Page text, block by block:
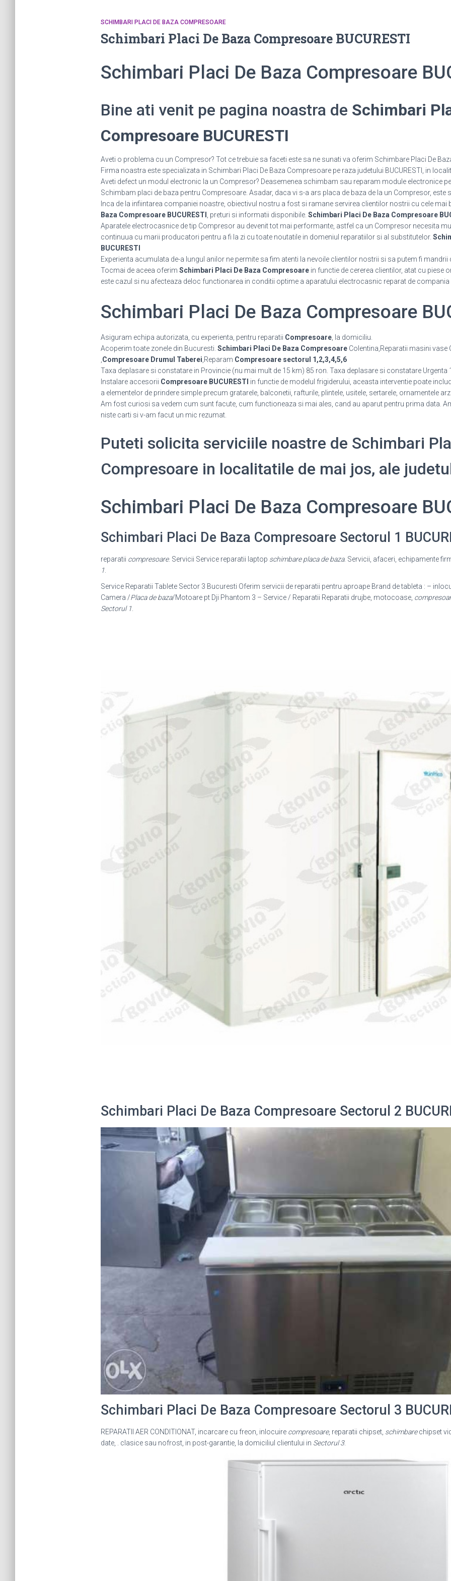
SCHIMBARI PLACI DE BAZA COMPRESOARE
Schimbari Placi De Baza Compresoare BUCURESTI
Schimbari Placi De Baza Compresoare
Bine ati venit pe pagina noastra de Schimbari
Compresoare BUCURESTI
Aveti o problema cu un Compresor? Tot ce trebuie sa faceti este sa ne sunati va oferim Schimbare Placi De
Firma noastra este specializata in Schimbari Placi De Baza Compresoare pe raza judetului BUCURESTI, in
Aveti defect un modul electronic la un Compresor? Deasemenea schimbam sau reparam module electronice
Schimbam placi de baza pentru Compresoare. Asadar, daca vi s-a ars placa de baza de la un Compresor, este
Inca de la infiintarea companiei noastre, obiectivul nostru a fost si ramane servirea clientilor nostrii cu cele mai
Baza Compresoare BUCURESTI
, preturi si informatii disponibile. Schimbari Placi De Baza Compresoare
Aparatele electrocasnice de tip Compresor au devenit tot mai performante, astfel ca un Compresor necesita
continuua cu marii producatori pentru a fi la zi cu toate noutatile in domeniul reparatiilor si al substitutelor.
BUCURESTI
Experienta acumulata de-a lungul anilor ne permite sa fim atenti la nevoile clientilor nostrii si sa putem fi
Tocmai de aceea oferim Schimbari Placi De Baza Compresoarein functie de cererea clientilor, atat cu piese
este cazul si nu afecteaza deloc functionarea in conditii optime a aparatului electrocasnic reparat de
Schimbari Placi De Baza Compresoare
Asiguram echipa autorizata, cu experienta, pentru reparatii Compresoare, la domiciliu.
Acoperim toate zonele din Bucuresti. Schimbari Placi De Baza CompresoareColentina,Reparatii masini vase
Compresoare Drumul Taberei ,Reparam Compresoare sectorul 1,2,3,4,5,6
Taxa deplasare si constatare in Provincie (nu mai mult de 15 km) 85 ron. Taxa deplasare si constatare Urgenta
Instalare accesorii Compresoare BUCURESTI in functie de modelul frigiderului, aceasta interventie poate
a elementelor de prindere simple precum gratarele, balconetii, rafturile, plintele, usitele, sertarele, ornamentele
Am fost curiosi sa vedem cum sunt facute, cum functioneaza si mai ales, cand au aparut pentru prima data.
niste carti si v-am facut un mic rezumat.
Puteti solicita serviciile noastre de Schimbari
Compresoare in localitatile de mai jos, ale
Schimbari Placi De Baza Compresoare
Schimbari Placi De Baza Compresoare Sectorul 1
reparatii compresoare. Servicii Service reparatii laptop schimbare placa de baza. Servicii, afaceri, echipamente
1
Service Reparatii Tablete Sector 3 Bucuresti Oferim servicii de reparatii pentru aproape Brand de tableta : –
Camera /Placa de baza/Motoare pt Dji Phantom 3 – Service / Reparatii Reparatii drujbe, motocoase,
Sectorul 1
Schimbari Placi De Baza Compresoare Sectorul 2
Schimbari Placi De Baza Compresoare Sectorul 3
REPARATII AER CONDITIONAT, incarcare cu freon, inlocuire compresoare, reparatii chipset, schimbarechipset
date, . clasice sau nofrost, in post-garantie, la domiciliul clientului in Sectorul 3.